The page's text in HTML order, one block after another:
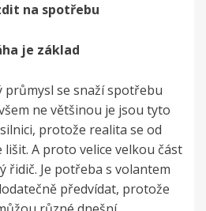
na spotřebu
je základ
se snaží spotřebu
ne většinou je jsou tyto
protože realita se od
A proto velice velkou část
řidič. Je potřeba s volantem
předvídat, protože